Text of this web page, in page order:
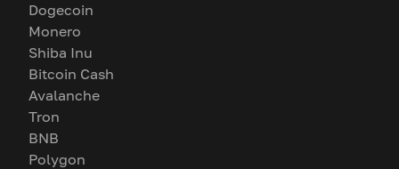
Dogecoin
Monero
Shiba Inu
Bitcoin Cash
Avalanche
Tron
BNB
Polygon